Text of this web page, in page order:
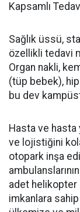
Kapsamlı
Sağlık üssü,
özellikli tedavi
Organ nakli,
(tüp bebek),
bu dev
Hasta ve hasta
ve lojistiğini
otopark inşa
adet helikopter
imkanlara